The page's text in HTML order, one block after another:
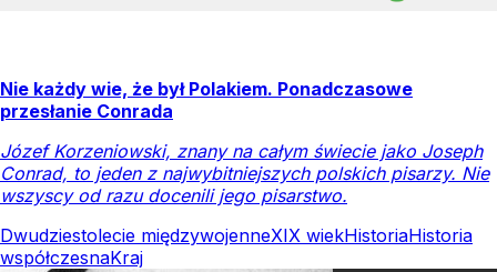
Nie każdy wie, że był Polakiem. Ponadczasowe
przesłanie Conrada
Józef Korzeniowski, znany na całym świecie jako Joseph
Conrad, to jeden z najwybitniejszych polskich pisarzy. Nie
wszyscy od razu docenili jego pisarstwo.
Dwudziestolecie międzywojenneXIX wiekHistoriaHistoria
współczesnaKraj